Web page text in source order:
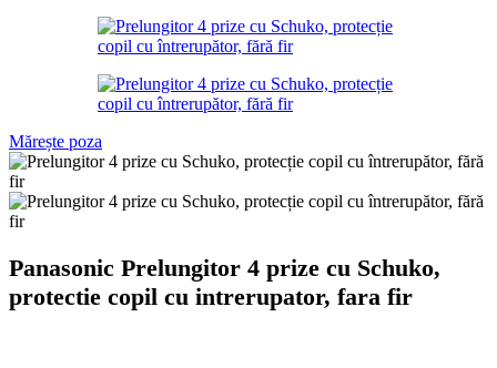
Mărește poza
Panasonic Prelungitor 4 prize cu Schuko,
protectie copil cu intrerupator, fara fir